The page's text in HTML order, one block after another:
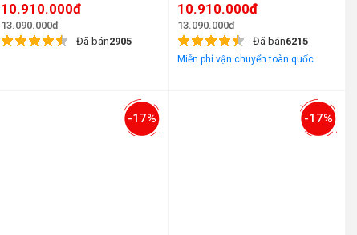
10.910.000đ
13.090.000đ
Đã bán2905
10.910.000đ
13.090.000đ
Đã bán6215
Miễn phí vận chuyển toàn quốc
-17% -17%